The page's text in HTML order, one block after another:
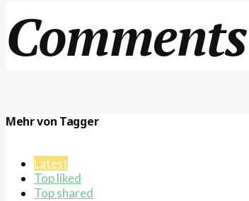
Mehr von Tagger
Latest
Top liked
Top shared